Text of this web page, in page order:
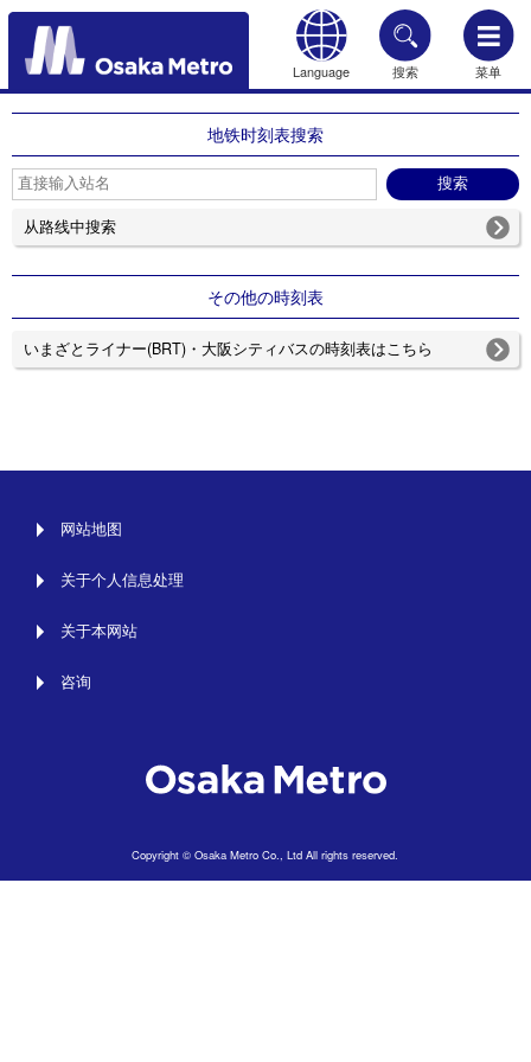
Language 搜索 菜单
HOME
地铁时刻表搜索
从路线中搜索
その他の時刻表
いまざとライナー(BRT)・大阪シティバスの時刻表はこちら
网站地图
关于个人信息处理
关于本网站
咨询
Copyright © Osaka Metro Co., Ltd All rights reserved.